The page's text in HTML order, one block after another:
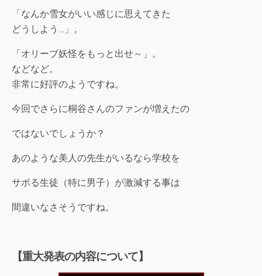
「なんか雪女がいい感じに思えてきた
どうしよう…」。
「オリーブ妖怪をもっと出せ～」。
などなど。
非常に好評のようですね。
今回でさらに桐谷さんのファンが増えたの
ではないでしょうか？
あのような美人の先生がいるなら学校を
サボる生徒（特に男子）が激減する事は
間違いなさそうですね。
【重大発表の内容について】